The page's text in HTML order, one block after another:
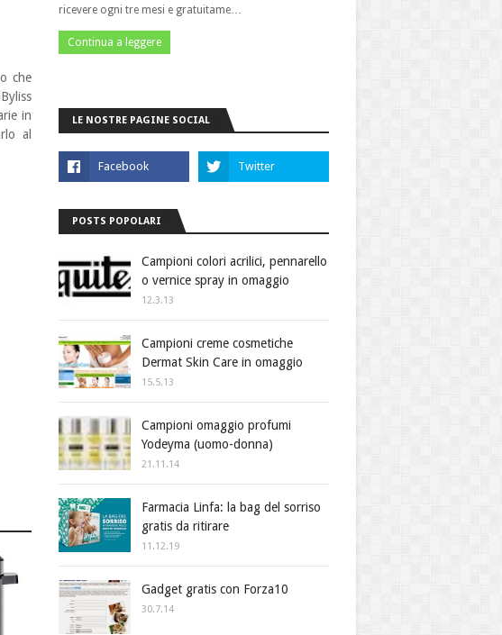
che
in
al
ricevere ogni tre mesi e gratuitame…
Continua a leggere
LE NOSTRE PAGINE SOCIAL
POSTS POPOLARI
Campioni colori acrilici, pennarello
o vernice spray in omaggio
12.3.13
Campioni creme cosmetiche
Dermat Skin Care in omaggio
15.5.13
Campioni omaggio profumi
Yodeyma (uomo-donna)
21.11.14
Farmacia Linfa: la bag del sorriso
gratis da ritirare
11.12.19
Gadget gratis con Forza10
30.7.14